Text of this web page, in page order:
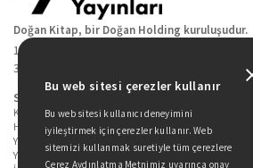
Doğan Kitap, bir Doğan Holding kuruluşudur.
19 Mayıs Cad. Golden Plaza No:1 Kat:10
34360 / Şişli / İstanbul
Sitede Yer Alan Sayfalar
Kitaplarımız
Hakkımızda
Yazarlarımız
Yazar Adayları İçin
Bu web sitesi çerezler kullanır
Bu web sitesi kullanıcı deneyimini
iyileştirmek için çerezler kullanır. Web
sitemizi kullanmak suretiyle tüm çerezlere
Çerez Aydınlatma Metnimiz uyarınca onay